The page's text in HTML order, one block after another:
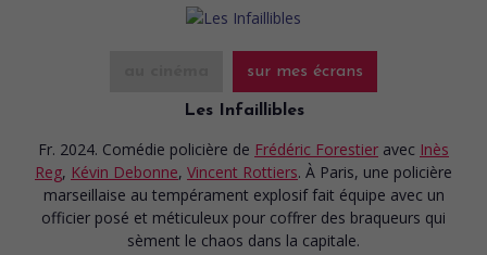
sur mes écrans
Les Infaillibles
Fr. 2024. Comédie policière de Frédéric Forestier avec Inès
Reg, Kévin Debonne, Vincent Rottiers. À Paris, une policière
marseillaise au tempérament explosif fait équipe avec un
officier posé et méticuleux pour coffrer des braqueurs qui
sèment le chaos dans la capitale.